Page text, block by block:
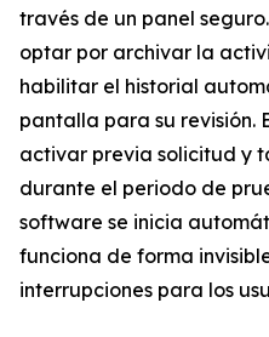
través de un panel
optar por archivar la
habilitar el historial
pantalla para su revisión.
activar previa solicitud y
durante el periodo de
software se inicia
funciona de forma
interrupciones para los